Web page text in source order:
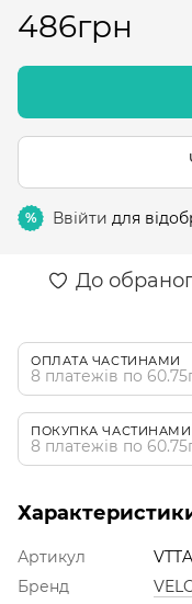
486грн
% Ввійти для
До
ОПЛАТА ЧАСТИНАМИ
8 платежів по
ПОКУПКА ЧАСТИНАМИ
8 платежів по
Артикул
Бренд